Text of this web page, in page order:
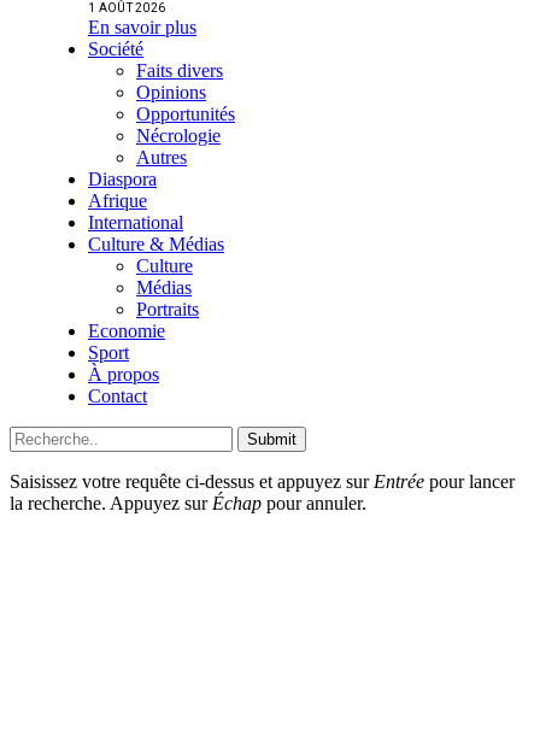
1 AOÛT 2026
En savoir plus
Société
Faits divers
Opinions
Opportunités
Nécrologie
Autres
Diaspora
Afrique
International
Culture & Médias
Culture
Médias
Portraits
Economie
Sport
À propos
Contact
Submit
Saisissez votre requête ci-dessus et appuyez surEntrée pour lancer
la recherche. Appuyez surÉchap pour annuler.